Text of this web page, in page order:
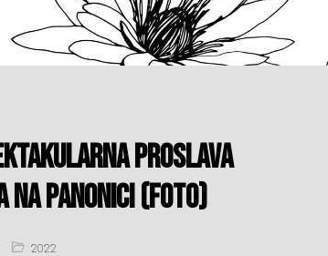
proslava
Panonici (FOTO)
2022